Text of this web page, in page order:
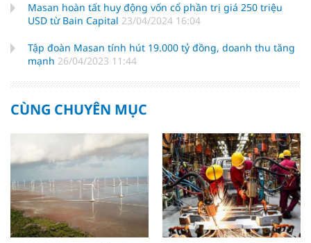
Masan hoàn tất huy động vốn cổ phần trị giá 250 triệu
USD từ Bain Capital 23/04/2024 16:04
Tập đoàn Masan tính hút 19.000 tỷ đồng, doanh thu tăng
mạnh 26/04/2023 11:44
CÙNG CHUYÊN MỤC